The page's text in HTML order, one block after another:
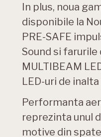
In plus, noua
disponibile la
PRE-SAFE
Sound si
MULTIBEAM
LED-uri de
Performanta
reprezinta unul
motive din